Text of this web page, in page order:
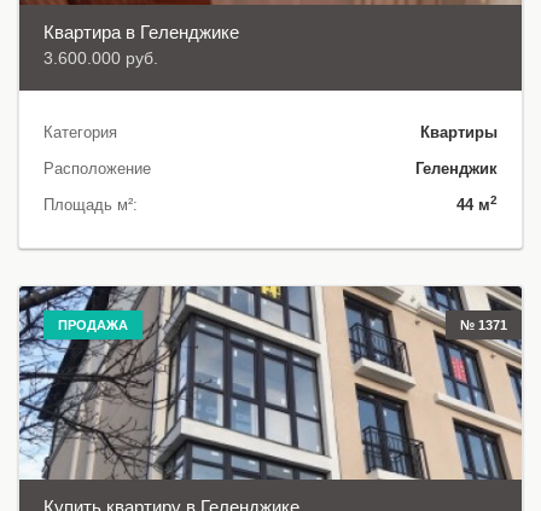
Квартира в Геленджике
3.600.000 руб.
Категория
Квартиры
Расположение
Геленджик
Площадь м²:
44 м2
ПРОДАЖА № 1371
Купить квартиру в Геленджике